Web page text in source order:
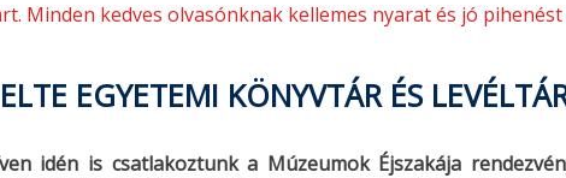
Minden kedves olvasónknak kellemes nyarat és jó
EGYETEMI KÖNYVTÁR ÉS
idén is csatlakoztunk a Múzeumok Éjszakája